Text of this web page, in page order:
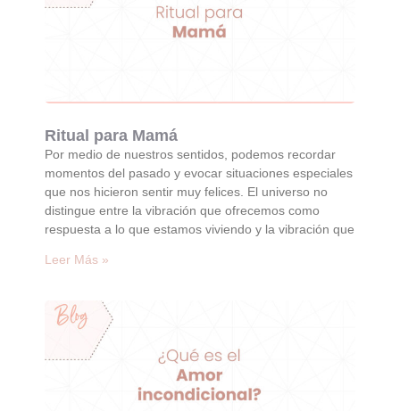
Ritual para Mamá
Por medio de nuestros sentidos, podemos recordar
momentos del pasado y evocar situaciones especiales
que nos hicieron sentir muy felices. El universo no
distingue entre la vibración que ofrecemos como
respuesta a lo que estamos viviendo y la vibración que
Leer Más »